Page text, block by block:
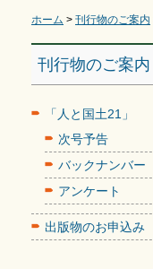
ホーム > 刊行物のご案内
刊行物のご案内
「人と国土21」
次号予告
バックナンバー
アンケート
出版物のお申込み